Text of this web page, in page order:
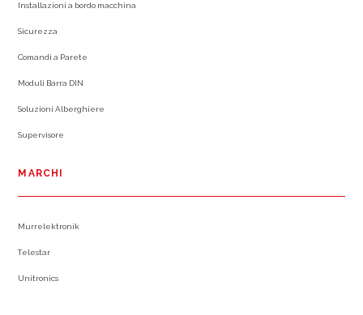
Installazioni a bordo macchina
Sicurezza
Comandi a Parete
Moduli Barra DIN
Soluzioni Alberghiere
Supervisore
MARCHI
Murrelektronik
Telestar
Unitronics